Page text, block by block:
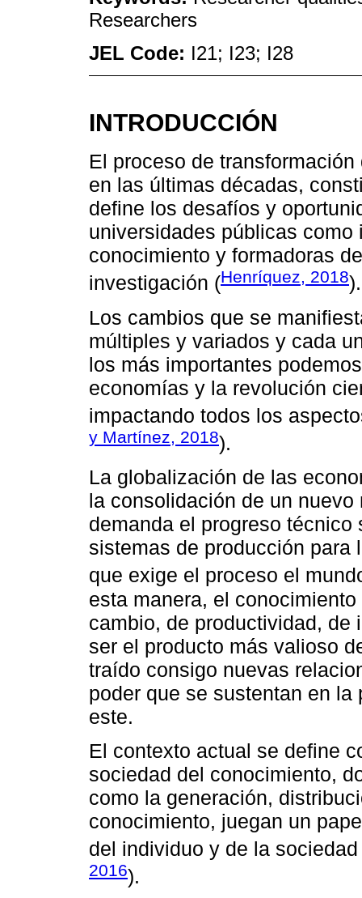
Researchers
JEL Code: I21; I23; I28
INTRODUCCIÓN
El proceso de
en las últimas décadas,
define los desafíos y
universidades públicas
conocimiento y formadoras
investigación (Henríquez, 2018).
Los cambios que se
múltiples y variados y cada
los más importantes
economías y la revolución
impactando todos los
y Martínez, 2018).
La globalización de las
la consolidación de un
demanda el progreso
sistemas de producción para
que exige el proceso el
esta manera, el
cambio, de productividad, de
ser el producto más valioso
traído consigo nuevas
poder que se sustentan en
este.
El contexto actual se define
sociedad del conocimiento,
como la generación,
conocimiento, juegan un
del individuo y de la
2016).